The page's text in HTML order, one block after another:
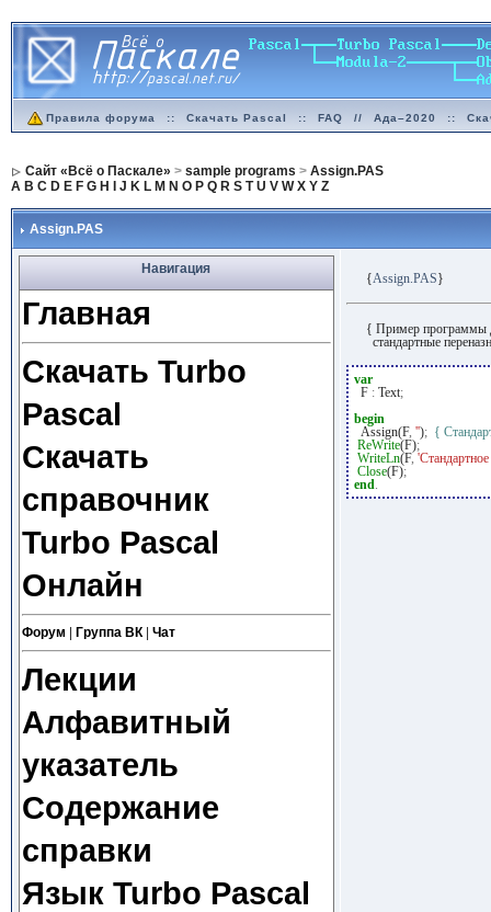
Правила форума :: Скачать Pascal :: FAQ // Ада–2020 ::
Сайт «Всё о Паскале» > sample programs > Assign.PAS
A B C D E F G H J K L M N O P Q R S T U V W X Y Z
Assign.PAS
Навигация
Главная
Скачать Turbo
Pascal
Скачать
справочник
Turbo Pascal
Онлайн
Форум Группа ВК| Чат
Лекции
Алфавитный
указатель
Содержание
справки
Язык Turbo Pascal
{Assign.PAS}
{ Пример программы
стандартные
var
F :Text;
begin
Assign(F, ''); {
ReWrite(F);
WriteLn(F,
Close(F);
end.